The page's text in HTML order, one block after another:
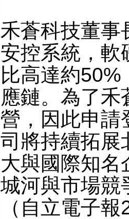
禾蒼科技董事
安控系統，軟
比高達約
應鏈。為了
營，因此申請
司將持續拓展
大與國際知名
城河與市場競
（自立電子